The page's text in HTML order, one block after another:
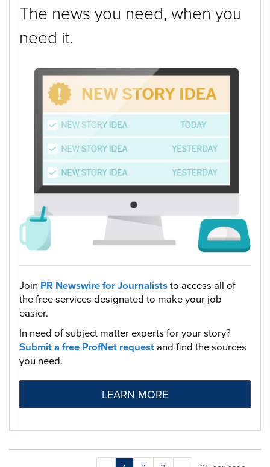
The news you need, when you
need it.
Join PR Newswire for Journaliststo access all of
the free services designated to make your job
easier.
In need of subject matter experts for your story?
Submit a free ProfNet requestand find the sources
you need.
LEARN MORE
Making
Items per page: